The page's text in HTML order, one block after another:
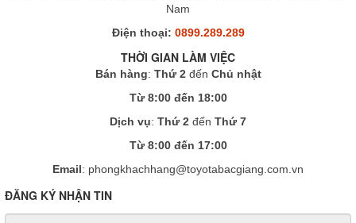
Nam
Điện thoại: 0899.289.289
THỜI GIAN LÀM VIỆC
Bán hàng: Thứ 2đến Chủ nhật
Từ 8:00 đến 18:00
Dịch vụ: Thứ 2 đến Thứ 7
Từ 8:00 đến 17:00
Email: phongkhachhang@toyotabacgiang.com.vn
ĐĂNG KÝ NHẬN TIN